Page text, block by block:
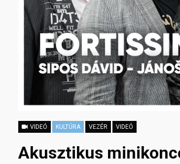
VIDEÓ KULTÚRA VEZÉR VIDEÓ
Akusztikus